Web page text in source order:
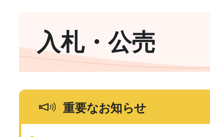
入札・公売
重要なお知らせ